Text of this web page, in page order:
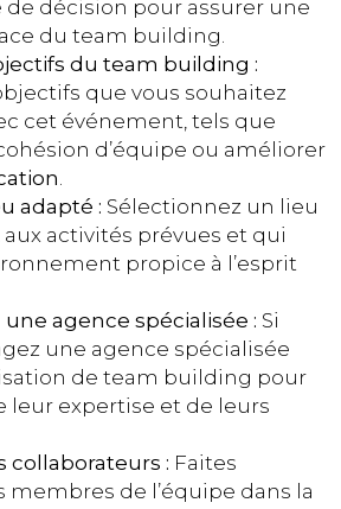
de décision pour assurer une
du team building.
du team building :
que vous souhaitez
cet événement, tels que
d’équipe ou améliorer
.
adapté : Sélectionnez un lieu
activités prévues et qui
propice à l’esprit
une agence spécialisée : Si
une agence spécialisée
de team building pour
leur expertise et de leurs
collaborateurs : Faites
membres de l’équipe dans la